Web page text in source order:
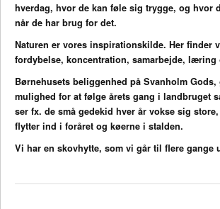
hverdag, hvor de kan føle sig trygge, og hvor
når de har brug for det.
Naturen er vores inspirationskilde. Her finder
fordybelse, koncentration, samarbejde, læring
Børnehusets beliggenhed på Svanholm
mulighed for at følge årets gang i landbruget
ser fx. de små gedekid hver år vokse sig
flytter ind i foråret og køerne i stalden.
Vi har en skovhytte, som vi går til flere gange